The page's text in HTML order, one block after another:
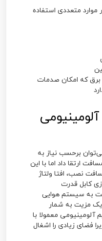
آلومینیومی 25*2 در موارد متعددی استفاده
برق که امکان صدمات
آلومینیومی
برحسب نیاز به
ارتقا داد اما با این
نصب، افتا ولتاژ
کابل قدرت
به سیستم هوایی
مزیت به شمار
معمولا با
فضای زیادی را اشغال